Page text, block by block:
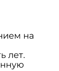
на
лет.